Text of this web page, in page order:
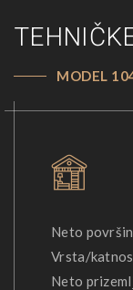
MODEL
Neto
Vrsta/
Neto